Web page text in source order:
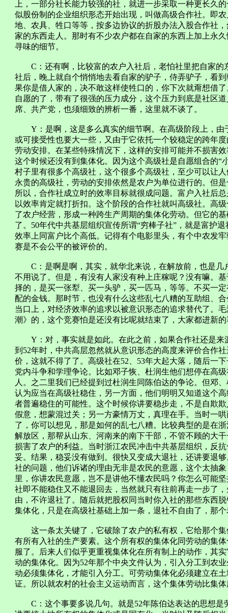
上，一部分社长能力较强的社，就进一步采取一种更长久
似股份制的企业组织形态开始出现，叫做高级合作社。即
地、农具、牲口等等，按多边协议的折股办法入股合作社
家的东西走人。那时有不少农户都在自家的东西上加上永
寻味的细节。
C：还有啊，比较富的农户入社后，老怕社里把自家的
社后，晚上就自个悄悄地去看自家的驴子，侍弄驴子，看
果你是借人家的，决不敢这样使牲口的，你下次就甭想借
自愿的了，带有了很强的压力成分，这个压力到底是社区
席、共产党，也须细致的辨析一番，这里就不谈了。
Y：是啊，这是多么真实的细节啊。在高级阶段上，由
或可接受性也要大一些，又由于它依托一个较稳定的跨年
劳动安排。在某些特殊情况下，这样的安排可能并不损害
这个时候还没有到集体化。因为这个高级社是自愿组合的“
村子里有很多个高级社，这个很多个高级社，至少可以让
永贵的高级社，劳动的安排依然是农户为单位进行的。但
所以，合作社成立时的效率目标就很成问题。富户入社后
以效率肯定就打折扣。这个阶段的合作社就叫高级社。高
了农户经营，形成一种跨生产周期的集体化劳动。但它的
了。50年代中共基层组织宣传所谓“穷棒子社”，就是富护
效率上同富户比个高低。记得有个电影里头，有个中农发
赛是不会公平的被评价的。
C：是啊是啊，其实，就华北来说，在解放前，也是几
不用说了。但是，有没有人家没有种上庄稼呢？没有嘛。
择的，是买一张犁、买一头驴，买一匹马，等等。不买一
配的金钱。那时节，也没有什么这些乱七八糟的互助组、
当口上，对经济效率的追求以被意识形态的追求替代了。
潮》的，这个竞赛怕是还没有比呢就结束了，大家都进新
Y：对，事实就是如此。在此之前，如果合作社还是来
到52年时，中共高层忽然就从意识形态的高度来评价合作
价，这就不得了了。高级社在52、53年大起大落，随后一
党内斗争和学理争论。比如邓子恢、杜润生他们想停在高
人。之二里我们已经提到过杜润生同陈伯达的争论。但邓
认为应当在高级社稳住，另一方面，他们明明又知道这个
者普遍稳住的可能性。这个时候你讲要稳步走，不是自欺
假意，想蒙混过关；另一方豪情万丈，真理在手。当时一
了，你可以想见，那是如何的乱七八糟。比较典型的是在
解放区，那帮从山东、河南来的南下干部，不管不顾的大
损害了农户的利益。当时浙江农民冲击中共基层组织，反
妥。结果，稳妥没有做到。很快又变成大退社，还讲要退
社的问题，他们诉诸的理由无非是农民的意愿，这个太抽
里，你讲农民意愿，岂不是讲他不懂农民吗？你怎么可能
社即不能稳住又不能退回去，当然就只有往前再走一步了
由，不许退社了。随后就把股权同当时你入社的那些东西
集体化，只是在高级社基础上加一条，退社不自由了，那
这一条太关键了，它破除了农户的私有权，它给那个集
有所有入社的生产要素。这个所有权的集体化同劳动的集
服了。后来人们似乎更重视集体化在所有制上的动作，其
动的集体化。因为52年那个中央文件认为，引入分工到农
动必须集体化，才能引入分工。可劳动集体化必须建立在
证。所以就农村的社会主义运动而言，这个集体劳动比集
C：这个事要多说几句。就是52年陈伯达表达的思想是